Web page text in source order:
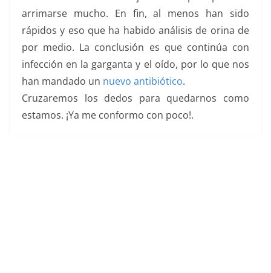
arrimarse mucho. En fin, al menos han sido
rápidos y eso que ha habido análisis de orina de
por medio. La conclusión es que continúa con
infección en la garganta y el oído, por lo que nos
han mandado un nuevo antibiótico.
Cruzaremos los dedos para quedarnos como
estamos. ¡Ya me conformo con poco!.